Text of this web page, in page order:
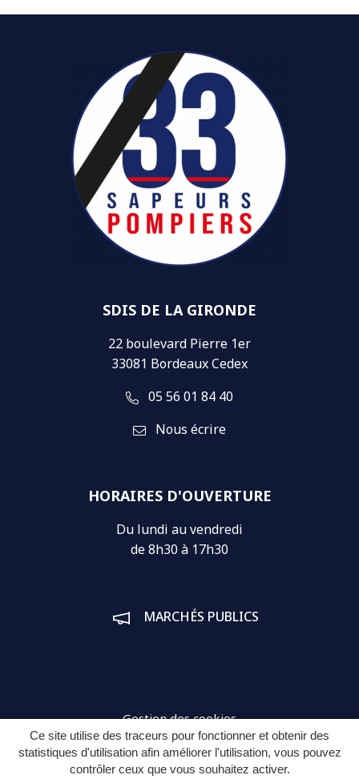
Ce site utilise des traceurs pour fonctionner et obtenir des
statistiques d'utilisation afin améliorer l'utilisation, vous pouvez
contrôler ceux que vous souhaitez activer.
SDIS DE LA GIRONDE
22 boulevard Pierre 1er
33081 Bordeaux Cedex
05 56 01 84 40
Nous écrire
HORAIRES D'OUVERTURE
Du lundi au vendredi
de 8h30 à 17h30
MARCHÉS PUBLICS
Gestion des cookies
Plan du site
Mentions légales